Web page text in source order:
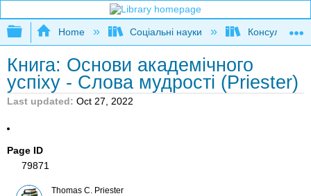
Expand/collapse global hierarchy
Home Соціальні науки
Книга: Основи академічного
успіху - Слова мудрості (Priester)
Last updated Oct 27, 2022
Page ID
79871
Thomas C. Priester